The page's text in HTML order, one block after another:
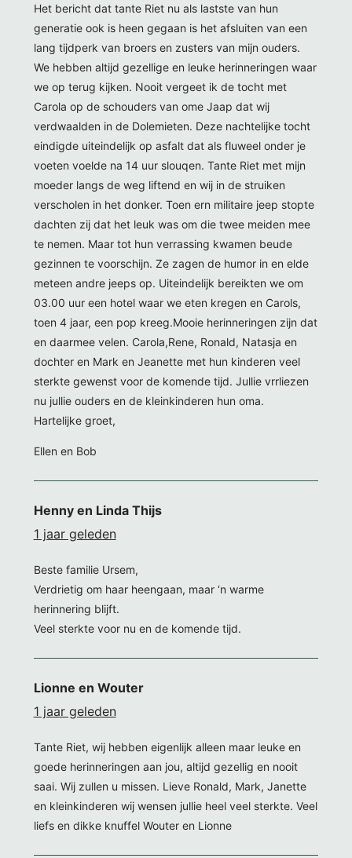
Het bericht dat tante Riet nu als lastste van hun
generatie ook is heen gegaan is het afsluiten van een
lang tijdperk van broers en zusters van mijn ouders.
We hebben altijd gezellige en leuke herinneringen waar
we op terug kijken. Nooit vergeet ik de tocht met
Carola op de schouders van ome Jaap dat wij
verdwaalden in de Dolemieten. Deze nachtelijke tocht
eindigde uiteindelijk op asfalt dat als fluweel onder je
voeten voelde na 14 uur slouqen. Tante Riet met mijn
moeder langs de weg liftend en wij in de struiken
verscholen in het donker. Toen ern militaire jeep stopte
dachten zij dat het leuk was om die twee meiden mee
te nemen. Maar tot hun verrassing kwamen beude
gezinnen te voorschijn. Ze zagen de humor in en elde
meteen andre jeeps op. Uiteindelijk bereikten we om
03.00 uur een hotel waar we eten kregen en Carols,
toen 4 jaar, een pop kreeg.Mooie herinneringen zijn dat
en daarmee velen. Carola,Rene, Ronald, Natasja en
dochter en Mark en Jeanette met hun kinderen veel
sterkte gewenst voor de komende tijd. Jullie vrrliezen
nu jullie ouders en de kleinkinderen hun oma.
Hartelijke groet,
Ellen en Bob
Henny en Linda Thijs
1 jaar geleden
Beste familie Ursem,
Verdrietig om haar heengaan, maar ‘n warme
herinnering blijft.
Veel sterkte voor nu en de komende tijd.
Lionne en Wouter
1 jaar geleden
Tante Riet, wij hebben eigenlijk alleen maar leuke en
goede herinneringen aan jou, altijd gezellig en nooit
saai. Wij zullen u missen. Lieve Ronald, Mark, Janette
en kleinkinderen wij wensen jullie heel veel sterkte. Veel
liefs en dikke knuffel Wouter en Lionne